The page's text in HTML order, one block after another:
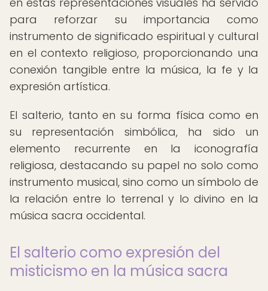
para reforzar su importancia como
instrumento de significado espiritual y cultural
en el contexto religioso, proporcionando una
conexión tangible entre la música, la fe y la
expresión artística.
El salterio, tanto en su forma física como en
su representación simbólica, ha sido un
elemento recurrente en la iconografía
religiosa, destacando su papel no solo como
instrumento musical, sino como un símbolo de
la relación entre lo terrenal y lo divino en la
música sacra occidental.
El salterio como expresión del
misticismo en la música sacra